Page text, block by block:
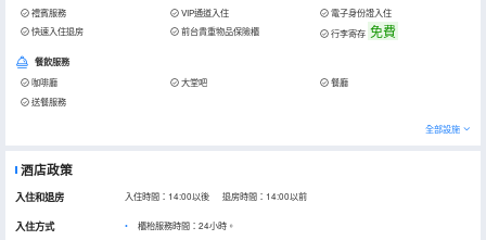
禮賓服務 VIP通道入住
電子身份證入住
快速入住退房
前台貴重物品保險櫃 行李寄存 免費
餐飲服務
咖啡廳 大堂吧
餐廳
送餐服務
全部設施
酒店政策
入住和退房 入住時間：14:00以後 退房時間：14:00以前
入住方式
櫃枱服務時間：24小時。